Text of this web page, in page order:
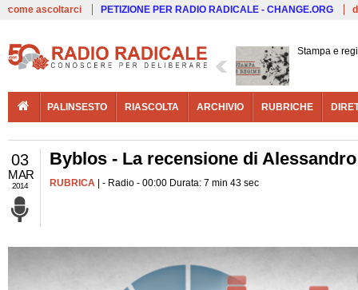
come ascoltarci PETIZIONE PER RADIO RADICALE - CHANGE.ORG
Stampa e
PALINSESTO RIASCOLTA ARCHIVIO RUBRICHE
03
MAR
2014
Byblos - La recensione di
RUBRICA | - Radio - 00:00 Durata: 7 min 43 sec